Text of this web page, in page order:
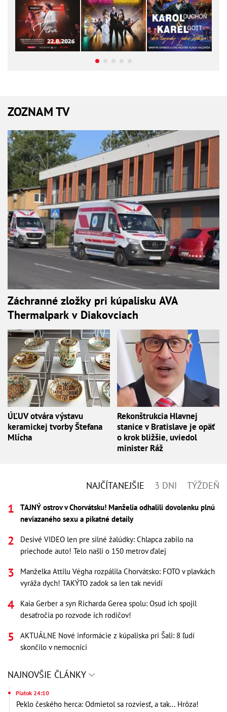
ZOZNAM TV
Záchranné zložky pri kúpalisku AVA
Thermalpark v Diakovciach
ÚĽUV otvára výstavu
keramickej tvorby Štefana
Mlícha
Rekonštrukcia Hlavnej
stanice v Bratislave je opäť
o krok bližšie, uviedol
minister Ráž
NAJČÍTANEJŠIE 3 DNI TÝŽDEŇ
TAJNÝ ostrov v Chorvátsku! Manželia odhalili dovolenku plnú
neviazaného sexu a pikatné detaily
Desivé VIDEO len pre silné žalúdky: Chlapca zabilo na
priechode auto! Telo našli o 150 metrov ďalej
Manželka Attilu Végha rozpálila Chorvátsko: FOTO v plavkách
vyráža dych! TAKÝTO zadok sa len tak nevidí
Kaia Gerber a syn Richarda Gerea spolu: Osud ich spojil
desaťročia po rozvode ich rodičov!
AKTUÁLNE Nové informácie z kúpaliska pri Šali: 8 ľudí
skončilo v nemocnici
NAJNOVŠIE ČLÁNKY
Piatok 24:10
Peklo českého herca: Odmietol sa rozviesť, a tak... Hrôza!